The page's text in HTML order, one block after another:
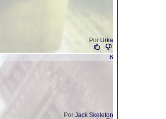
Por Urka
6
Por Jack Skeleton